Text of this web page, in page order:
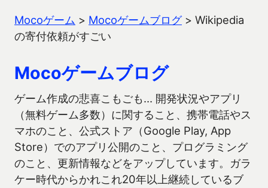
Mocoゲーム > Mocoゲームブログ> Wikipedia
の寄付依頼がすごい
Mocoゲームブログ
ゲーム作成の悲喜こもごも… 開発状況やアプリ
（無料ゲーム多数）に関すること、携帯電話やス
マホのこと、公式ストア（Google Play, App
Store）でのアプリ公開のこと、プログラミング
のこと、更新情報などをアップしています。ガラ
ケー時代からかれこれ20年以上継続しているブ